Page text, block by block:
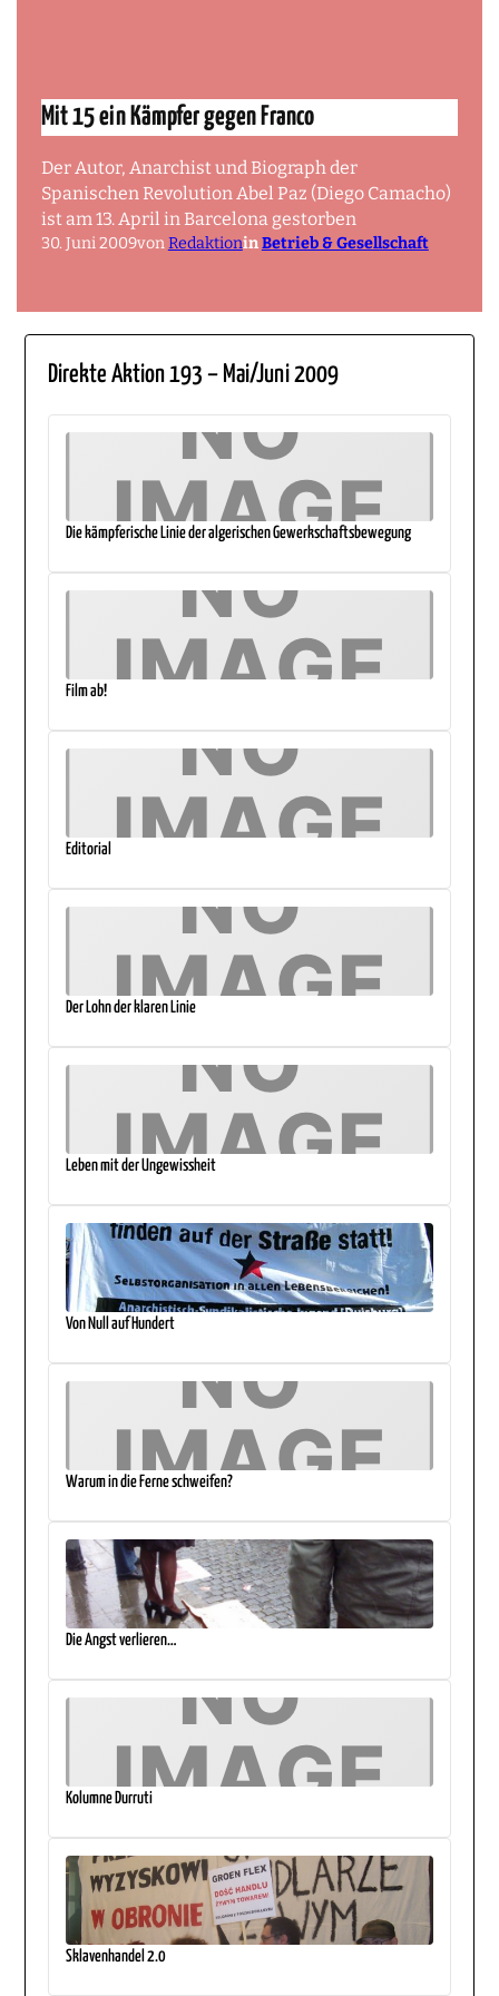
Mit 15 ein Kämpfer gegen Franco
Der Autor, Anarchist und Biograph der
Spanischen Revolution Abel Paz (Diego Camacho)
ist am 13. April in Barcelona gestorben
30. Juni 2009vonRedaktioninBetrieb & Gesellschaft
Direkte Aktion 193 – Mai/Juni 2009
Die kämpferische Linie der algerischen Gewerkschaftsbewegung
Film ab!
Editorial
Der Lohn der klaren Linie
Leben mit der Ungewissheit
Von Null auf Hundert
Warum in die Ferne schweifen?
Die Angst verlieren…
Kolumne Durruti
Sklavenhandel 2.0